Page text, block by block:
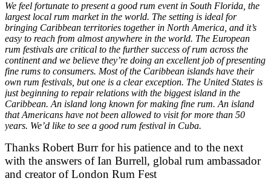
We feel fortunate to present a good rum event in South Florida, the
largest local rum market in the world. The setting is ideal for
bringing Caribbean territories together in North America, and it’s
easy to reach from almost anywhere in the world. The European
rum festivals are critical to the further success of rum across the
continent and we believe they’re doing an excellent job of presenting
fine rums to consumers. Most of the Caribbean islands have their
own rum festivals, but one is a clear exception. The United States is
just beginning to repair relations with the biggest island in the
Caribbean. An island long known for making fine rum. An island
that Americans have not been allowed to visit for more than 50
years. We’d like to see a good rum festival in Cuba.
Thanks Robert Burr for his patience and to the next
with the answers of Ian Burrell, global rum ambassador
and creator of London Rum Fest